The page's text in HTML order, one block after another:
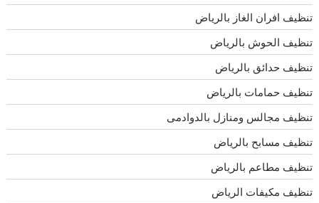
تنظيف افران الغاز بالرياض
تنظيف الحوش بالرياض
تنظيف حدائق بالرياض
تنظيف حمامات بالرياض
تنظيف مجالس ومنازل بالدوادمى
تنظيف مسابح بالرياض
تنظيف مطاعم بالرياض
تنظيف مكيفات الرياض